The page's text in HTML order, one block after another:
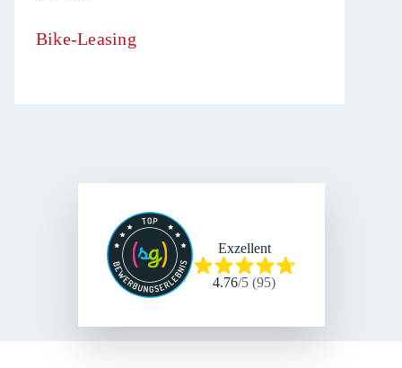
Bike-Leasing
Exzellent
4.76/5 (95)